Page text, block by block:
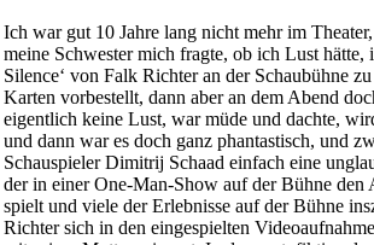
Ich war gut 10 Jahre lang nicht mehr im
meine Schwester mich fragte, ob ich Lust hätte,
Silence‘ von Falk Richter an der Schaubühne
Karten vorbestellt, dann aber an dem Abend
eigentlich keine Lust, war müde und dachte,
und dann war es doch ganz phantastisch, und
Schauspieler Dimitrij Schaad einfach eine
der in einer One-Man-Show auf der Bühne den
spielt und viele der Erlebnisse auf der Bühne
Richter sich in den eingespielten